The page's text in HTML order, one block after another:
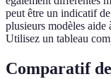
peut être un indicatif
plusieurs modèles aide
Utilisez un tableau
Comparatif